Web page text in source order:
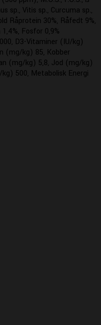
sp., Vitis sp., Curcuma sp.,
Råprotein 30%, Råfedt 9%,
Fosfor 0,9%
D3-Vitaminer (IU/kg)
(mg/kg) 85, Kobber
(mg/kg) 5,8, Jod (mg/kg)
500, Metabolisk Energi